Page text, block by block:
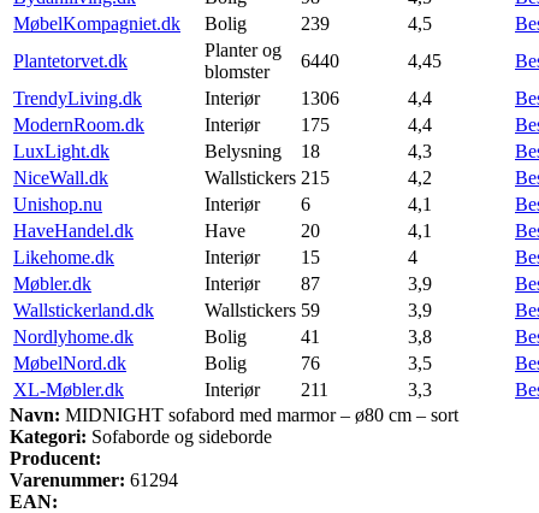
MøbelKompagniet.dk
Bolig 239 4,5
Plantetorvet.dk
Planter og
blomster
6440 4,45
TrendyLiving.dk
Interiør 1306 4,4
ModernRoom.dk
Interiør 175 4,4
LuxLight.dk
Belysning 18 4,3
NiceWall.dk
Wallstickers 215 4,2
Unishop.nu
Interiør 6 4,1
HaveHandel.dk
Have 20 4,1
Likehome.dk
Interiør 15 4
Møbler.dk
Interiør 87 3,9
Wallstickerland.dk
Wallstickers 59 3,9
Nordlyhome.dk
Bolig 41 3,8
MøbelNord.dk
Bolig 76 3,5
XL-Møbler.dk
Interiør 211 3,3
Navn: MIDNIGHT sofabord med marmor – ø80 cm – sort
Kategori: Sofaborde og sideborde
Producent:
Varenummer: 61294
EAN: